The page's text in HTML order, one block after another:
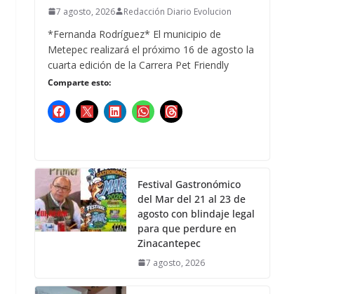
7 agosto, 2026 Redacción Diario Evolucion
*Fernanda Rodríguez* El municipio de
Metepec realizará el próximo 16 de agosto la
cuarta edición de la Carrera Pet Friendly
Comparte esto:
Festival Gastronómico
del Mar del 21 al 23 de
agosto con blindaje legal
para que perdure en
Zinacantepec
7 agosto, 2026